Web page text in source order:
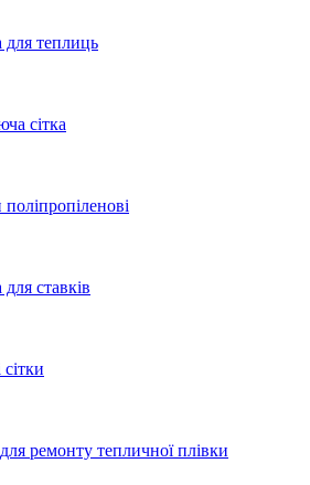
для теплиць
сітка
ставків
ремонту тепличної плівки